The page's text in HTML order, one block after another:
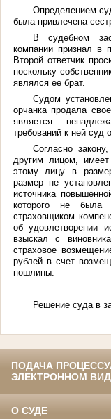
Определением
была привлечена
В судебном
компании признал в
Второй ответчик
поскольку
являлся ее брат.
Судом
орчанка продала
является
требований к ней суд
Согласно
другим лицом, имеет
этому лицу в
размер не
источника
которого не была
страховщиком
об удовлетворении
взыскал с
страховое
рублей в счет
пошлины.
Решение суда в
ПОДАЧА
ЭЛЕКТРОННОМ
О СУДЕ